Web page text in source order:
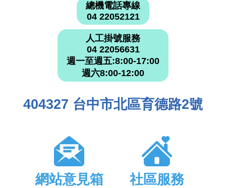
總機電話專線
04 22052121
人工掛號服務
04 22056631
週一至週五:8:00-17:00
週六8:00-12:00
404327 台中市北區育德路2號
網站意見箱 社區服務